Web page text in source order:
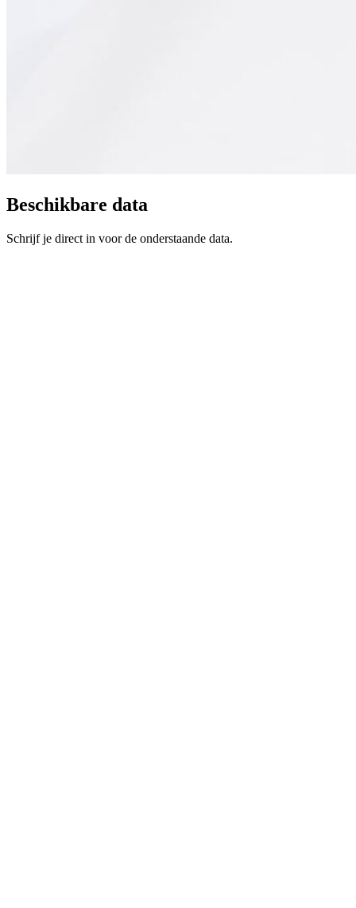
Beschikbare data
Schrijf je direct in voor de onderstaande data.